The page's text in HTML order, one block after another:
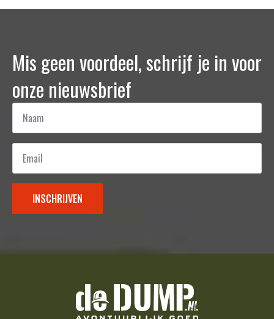
Mis geen voordeel, schrijf je in voor
onze nieuwsbrief
Naam
Email
INSCHRIJVEN